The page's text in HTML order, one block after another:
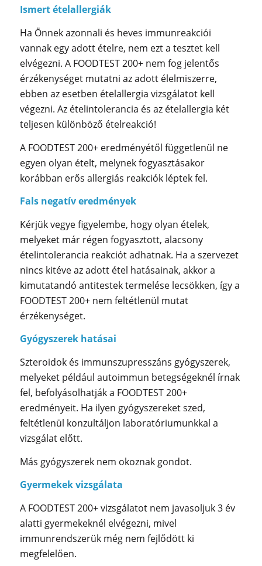
Ismert ételallergiák
Ha Önnek azonnali és heves immunreakciói
vannak egy adott ételre, nem ezt a tesztet kell
elvégezni. A FOODTEST 200+ nem fog jelentős
érzékenységet mutatni az adott élelmiszerre,
ebben az esetben ételallergia vizsgálatot kell
végezni. Az ételintolerancia és az ételallergia két
teljesen különböző ételreakció!
A FOODTEST 200+ eredményétől függetlenül ne
egyen olyan ételt, melynek fogyasztásakor
korábban erős allergiás reakciók léptek fel.
Fals negatív eredmények
Kérjük vegye figyelembe, hogy olyan ételek,
melyeket már régen fogyasztott, alacsony
ételintolerancia reakciót adhatnak. Ha a szervezet
nincs kitéve az adott étel hatásainak, akkor a
kimutatandó antitestek termelése lecsökken, így a
FOODTEST 200+ nem feltétlenül mutat
érzékenységet.
Gyógyszerek hatásai
Szteroidok és immunszupresszáns gyógyszerek,
melyeket például autoimmun betegségeknél írnak
fel, befolyásolhatják a FOODTEST 200+
eredményeit. Ha ilyen gyógyszereket szed,
feltétlenül konzultáljon laboratóriumunkkal a
vizsgálat előtt.
Más gyógyszerek nem okoznak gondot.
Gyermekek vizsgálata
A FOODTEST 200+ vizsgálatot nem javasoljuk 3 év
alatti gyermekeknél elvégezni, mivel
immunrendszerük még nem fejlődött ki
megfelelően.